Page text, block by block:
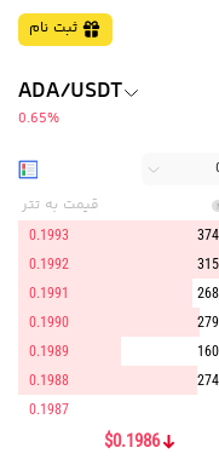
ثبت نام
ADA/USDT
0.65%
قیمت به تتر
0.1987
0.1988
0.1989
0.1990
0.1991
0.1992
0.1993
$0.1986